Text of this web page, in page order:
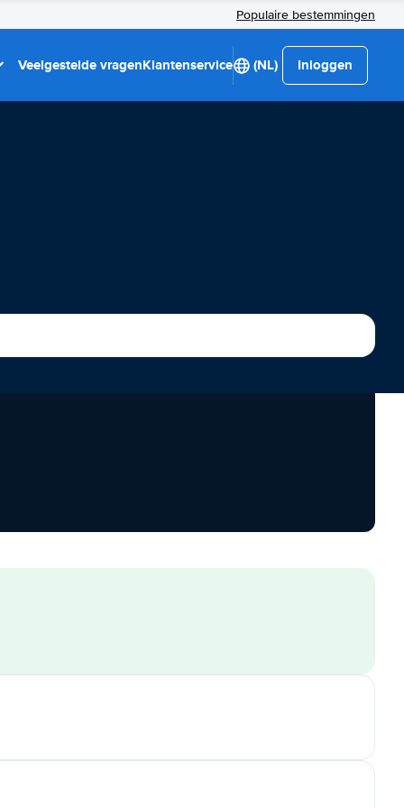
Populaire bestemmingen
Veelgestelde vragenKlantenservice (NL) Inloggen